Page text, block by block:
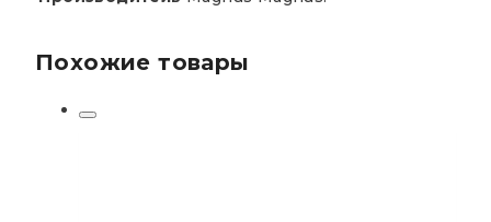
Похожие товары